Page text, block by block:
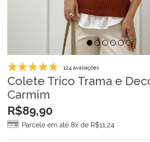
124 avaliações
Colete Trico Trama e
Carmim
R$89,90
Parcele em até 8x de R$11,24